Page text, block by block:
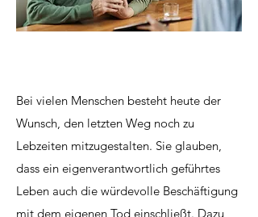
Bei vielen Menschen besteht heute der
Wunsch, den letzten Weg noch zu
Lebzeiten mitzugestalten. Sie glauben,
dass ein eigenverantwortlich geführtes
Leben auch die würdevolle Beschäftigung
mit dem eigenen Tod einschließt. Dazu